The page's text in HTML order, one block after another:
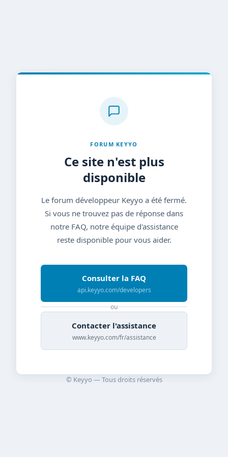
FORUM KEYYO
Ce site n'est plus
disponible
Le forum développeur Keyyo a été fermé.
Si vous ne trouvez pas de réponse dans
notre FAQ, notre équipe d'assistance
reste disponible pour vous aider.
Consulter la FAQ
api.keyyo.com/developers
ou
Contacter l'assistance
www.keyyo.com/fr/assistance
© Keyyo — Tous droits réservés